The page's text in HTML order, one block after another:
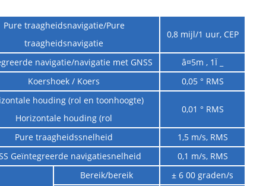
Pure traagheidsnavigatie/Pure
traagheidsnavigatie
0,8 mijl/1 uur, CEP
navigatie/navigatie met GNSS
â¤5m , 1Ï _
Koershoek / Koers
0,05 ° RMS
houding (rol en toonhoogte)
Horizontale houding (rol
0,01 ° RMS
Pure traagheidssnelheid
1,5 m/s, RMS
Geïntegreerde navigatiesnelheid
0,1 m/s, RMS
Bereik/bereik
± 6 00 graden/s